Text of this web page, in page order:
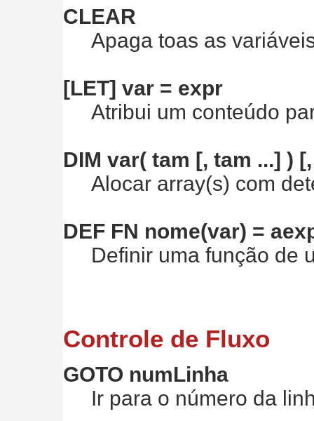
CLEAR
Apaga toas as
[LET] var = expr
Atribui um conteúdo
DIM var( tam [, tam ...] )
Alocar array(s) com
DEF FN nome(var) =
Definir uma função de
Controle de Fluxo
GOTO numLinha
Ir para o número da